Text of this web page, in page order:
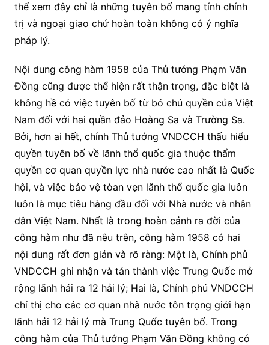
thể xem đây chỉ là những tuyên bố mang tính chính
trị và ngoại giao chứ hoàn toàn không có ý nghĩa
pháp lý.
Nội dung công hàm 1958 của Thủ tướng Phạm Văn
Đồng cũng được thể hiện rất thận trọng, đặc biệt là
không hề có việc tuyên bố từ bỏ chủ quyền của Việt
Nam đối với hai quần đảo Hoàng Sa và Trường Sa.
Bởi, hơn ai hết, chính Thủ tướng VNDCCH thấu hiểu
quyền tuyên bố về lãnh thổ quốc gia thuộc thẩm
quyền cơ quan quyền lực nhà nước cao nhất là Quốc
hội, và việc bảo vệ tòan vẹn lãnh thổ quốc gia luôn
luôn là mục tiêu hàng đầu đối với Nhà nước và nhân
dân Việt Nam. Nhất là trong hoàn cảnh ra đời của
công hàm như đã nêu trên, công hàm 1958 có hai
nội dung rất đơn giản và rõ ràng: Một là, Chính phủ
VNDCCH ghi nhận và tán thành việc Trung Quốc mở
rộng lãnh hải ra 12 hải lý; Hai là, Chính phủ VNDCCH
chỉ thị cho các cơ quan nhà nước tôn trọng giới hạn
lãnh hải 12 hải lý mà Trung Quốc tuyên bố. Trong
công hàm của Thủ tướng Phạm Văn Đồng không có